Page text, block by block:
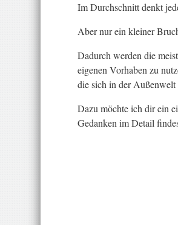
Im Durchschnitt denkt
Aber nur ein kleiner
Dadurch werden die
eigenen Vorhaben zu
die sich in der Außenwelt
Dazu möchte ich dir ein
Gedanken im Detail